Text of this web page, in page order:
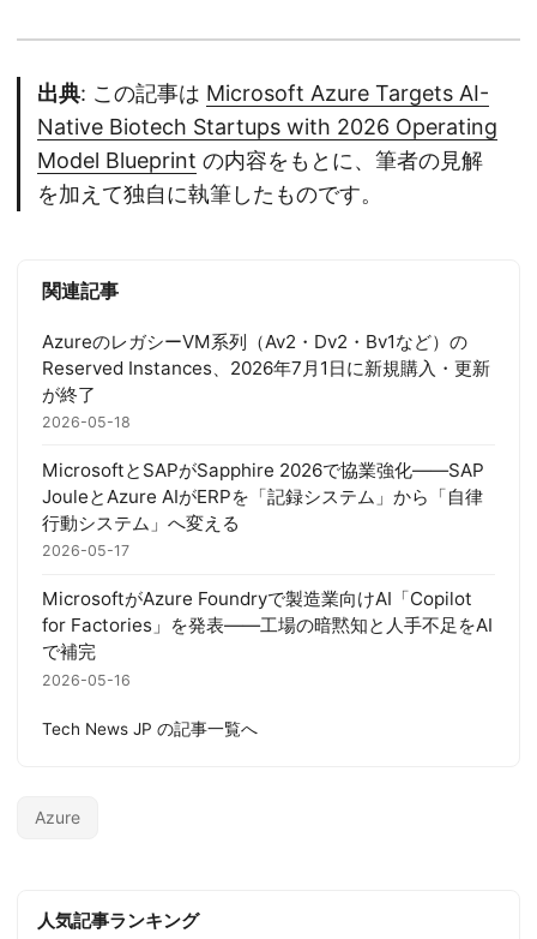
出典: この記事は Microsoft Azure Targets AI-
Native Biotech Startups with 2026 Operating
Model Blueprint の内容をもとに、筆者の見解
を加えて独自に執筆したものです。
関連記事
AzureのレガシーVM系列（Av2・Dv2・Bv1など）の
Reserved Instances、2026年7月1日に新規購入・更新
が終了
2026-05-18
MicrosoftとSAPがSapphire 2026で協業強化——SAP
JouleとAzure AIがERPを「記録システム」から「自律
行動システム」へ変える
2026-05-17
MicrosoftがAzure Foundryで製造業向けAI「Copilot
for Factories」を発表——工場の暗黙知と人手不足をAI
で補完
2026-05-16
Tech News JP の記事一覧へ
Azure
人気記事ランキング